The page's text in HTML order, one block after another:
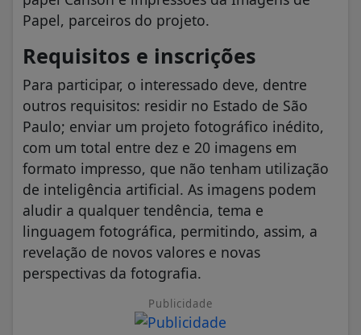
Papel, parceiros do projeto.
Requisitos e inscrições
Para participar, o interessado deve, dentre
outros requisitos: residir no Estado de São
Paulo; enviar um projeto fotográfico inédito,
com um total entre dez e 20 imagens em
formato impresso, que não tenham utilização
de inteligência artificial. As imagens podem
aludir a qualquer tendência, tema e
linguagem fotográfica, permitindo, assim, a
revelação de novos valores e novas
perspectivas da fotografia.
Publicidade